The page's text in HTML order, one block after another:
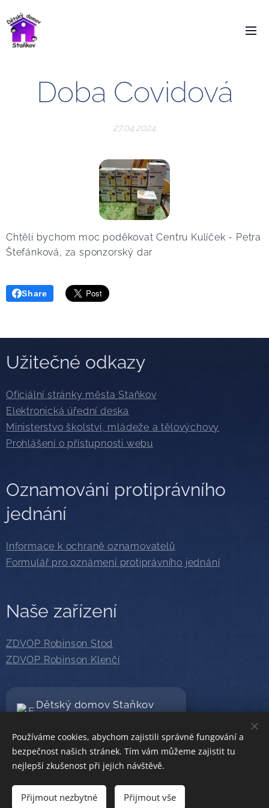
Doba Covidová
27.04.2024
Chtěli bychom moc poděkovat Centru Kulíček - Petra
Štefánková, za sponzorský dar
Share
Užitečné odkazy
Oficiální stránky města Staňkov
Elektronická úřední deska
Ministerstvo školství, mládeže a tělovýchovy
Prohlášení o přístupnosti webu
Oznamování protiprávního
jednání
Informace k ochraně oznamovatelů
Formulář pro oznámení protiprávního jednání
Naše zařízení
ZDVOP Robinson Stod
ZDVOP Robinson Klenčí
Dětský domov Staňkov
© 2019 · 2026Dětský domov, Staňkov
vyhrazena
Cookies
Používáme cookies, abychom zajistili správné fungování a
bezpečnost našich stránek. Tím vám můžeme zajistit tu
nejlepší zkušenost při jejich návštěvě.
Přijmout nezbytné Přijmout vše